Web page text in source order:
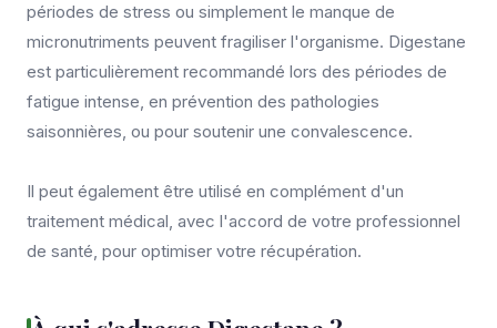
périodes de stress ou simplement le manque de
micronutriments peuvent fragiliser l'organisme. Digestane
est particulièrement recommandé lors des périodes de
fatigue intense, en prévention des pathologies
saisonnières, ou pour soutenir une convalescence.
Il peut également être utilisé en complément d'un
traitement médical, avec l'accord de votre professionnel
de santé, pour optimiser votre récupération.